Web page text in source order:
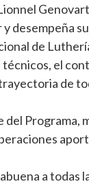
desempeña
de
el
de
del Programa,
a todas